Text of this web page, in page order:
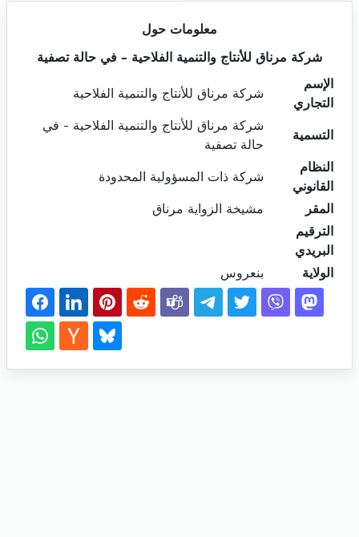
معلومات حول
شركة مرناق للأنتاج والتنمية الفلاحية - في حالة تصفية
الإسم
التجاري
شركة مرناق للأنتاج والتنمية الفلاحية
التسمية
شركة مرناق للأنتاج والتنمية الفلاحية - في
حالة تصفية
النظام
القانوني
شركة ذات المسؤولية المحدودة
المقر
مشيخة الزواية مرناق
الترقيم
البريدي
الولاية
بنعروس